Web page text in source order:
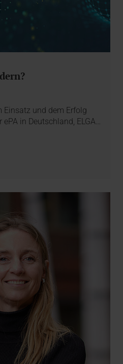
Einsatz und dem Erfolg
in Deutschland, ELGA…